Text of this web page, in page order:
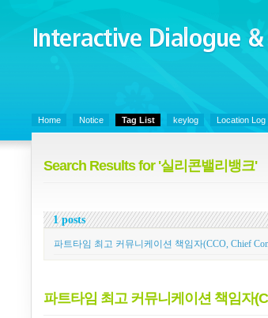
Interactive
PR 2.0
Home Notice Tag List keylog Location Log
Search Results for '실리콘밸리뱅크'
1 posts
파트타임 최고 커뮤니케이션 책임자(CCO, Chief
파트타임 최고 커뮤니케이션 책임자